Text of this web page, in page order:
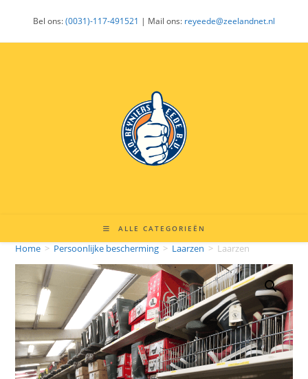
inhoud
Bel ons:(0031)-117-491521 | Mail ons: reyeede@zeelandnet.nl
ALLE CATEGORIEËN
Home > Persoonlijke bescherming > Laarzen > Laarzen